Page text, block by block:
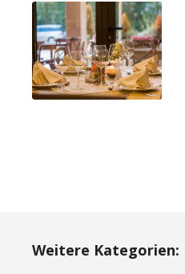
Weitere Kategorien: